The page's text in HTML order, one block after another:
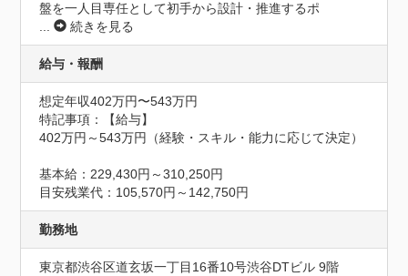
盤を一人目専任として初手から設計・推進するポ
...
続きを見る
給与・報酬
想定年収402万円〜543万円
特記事項：【給与】
402万円～543万円（経験・スキル・能力に応じて決定）
基本給：229,430円～310,250円
目安残業代：105,570円～142,750円
勤務地
東京都渋谷区道玄坂一丁目16番10号渋谷DTビル 9階